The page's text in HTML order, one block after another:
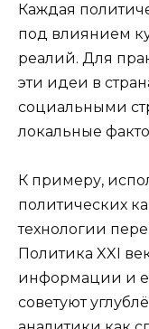
Каждая
под влиянием
реалий. Для
эти идеи в
социальными
локальные
К примеру,
политических
технологии
Политика XXI
информации и
советуют